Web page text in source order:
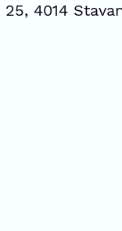
25, 4014